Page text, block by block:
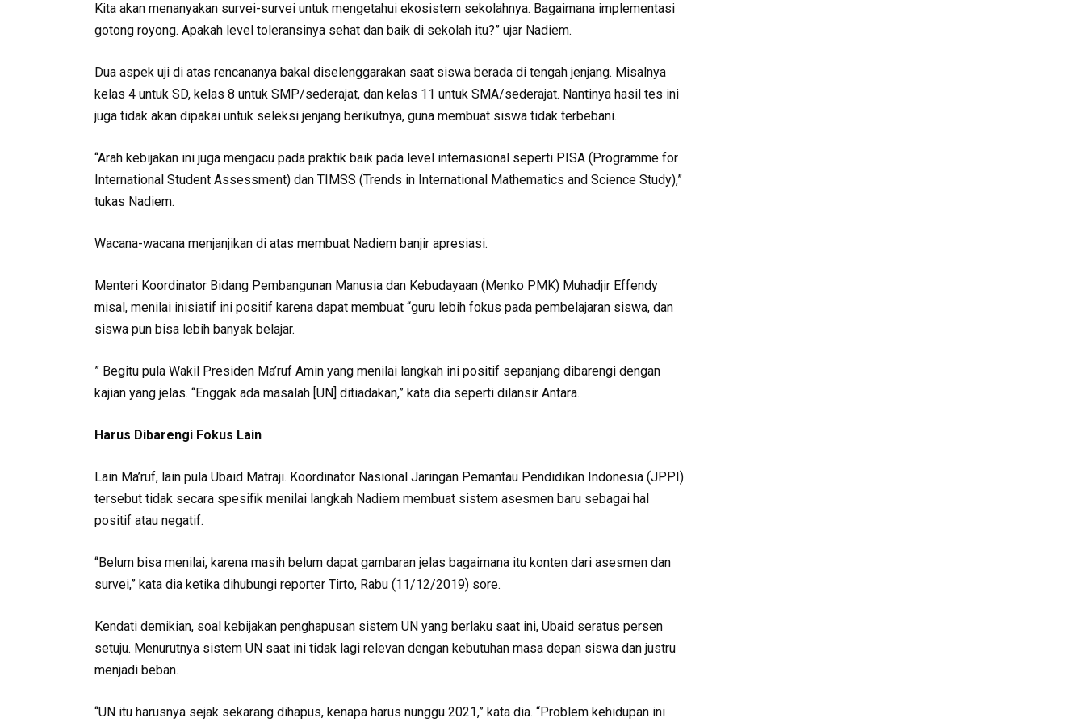
Kita akan menanyakan survei-survei untuk mengetahui ekosistem sekolahnya. Bagaimana implementasi
gotong royong. Apakah level toleransinya sehat dan baik di sekolah itu?” ujar Nadiem.
Dua aspek uji di atas rencananya bakal diselenggarakan saat siswa berada di tengah jenjang. Misalnya
kelas 4 untuk SD, kelas 8 untuk SMP/sederajat, dan kelas 11 untuk SMA/sederajat. Nantinya hasil tes ini
juga tidak akan dipakai untuk seleksi jenjang berikutnya, guna membuat siswa tidak terbebani.
“Arah kebijakan ini juga mengacu pada praktik baik pada level internasional seperti PISA (Programme for
International Student Assessment) dan TIMSS (Trends in International Mathematics and Science Study),”
tukas Nadiem.
Wacana-wacana menjanjikan di atas membuat Nadiem banjir apresiasi.
Menteri Koordinator Bidang Pembangunan Manusia dan Kebudayaan (Menko PMK) Muhadjir Effendy
misal, menilai inisiatif ini positif karena dapat membuat “guru lebih fokus pada pembelajaran siswa, dan
siswa pun bisa lebih banyak belajar.
” Begitu pula Wakil Presiden Ma’ruf Amin yang menilai langkah ini positif sepanjang dibarengi dengan
kajian yang jelas. “Enggak ada masalah [UN] ditiadakan,” kata dia seperti dilansir Antara.
Harus Dibarengi Fokus Lain
Lain Ma’ruf, lain pula Ubaid Matraji. Koordinator Nasional Jaringan Pemantau Pendidikan Indonesia (JPPI)
tersebut tidak secara spesifik menilai langkah Nadiem membuat sistem asesmen baru sebagai hal
positif atau negatif.
“Belum bisa menilai, karena masih belum dapat gambaran jelas bagaimana itu konten dari asesmen dan
survei,” kata dia ketika dihubungi reporter Tirto, Rabu (11/12/2019) sore.
Kendati demikian, soal kebijakan penghapusan sistem UN yang berlaku saat ini, Ubaid seratus persen
setuju. Menurutnya sistem UN saat ini tidak lagi relevan dengan kebutuhan masa depan siswa dan justru
menjadi beban.
“UN itu harusnya sejak sekarang dihapus, kenapa harus nunggu 2021,” kata dia. “Problem kehidupan ini